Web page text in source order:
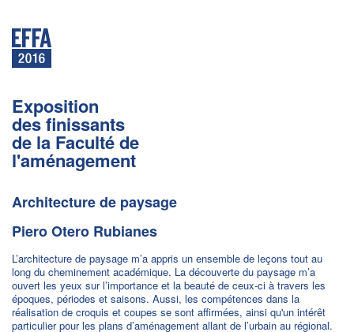
Exposition
des finissants
de la Faculté de
l'aménagement
Architecture de paysage
Piero Otero Rubianes
L’architecture de paysage m’a appris un ensemble de leçons tout au
long du cheminement académique. La découverte du paysage m’a
ouvert les yeux sur l’importance et la beauté de ceux-ci à travers les
époques, périodes et saisons. Aussi, les compétences dans la
réalisation de croquis et coupes se sont affirmées, ainsi qu'un intérêt
particulier pour les plans d’aménagement allant de l’urbain au régional.